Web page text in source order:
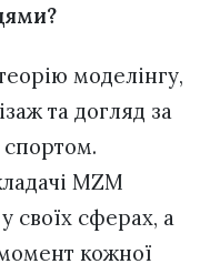
моделінгу,
та догляд за
MZM
своїх сферах, а
кожної